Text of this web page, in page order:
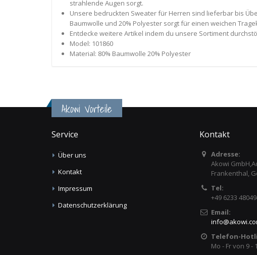
strahlende Augen sorgt.
Unsere bedruckten Sweater für Herren sind lieferbar bis
Baumwolle und 20% Polyester sorgt für einen weichen
Entdecke weitere Artikel indem du unsere Sortiment
Model: 101860
Material: 80% Baumwolle 20% Polyester
Akowi Vorteile
Service
Über uns
Kontakt
Impressum
Datenschutzerklärung
Kontakt
Adresse:
Akowi
Frankenthal,
Tel:
+49 6233
Email:
info@
Telefon-
Mo - Fr von 9 -